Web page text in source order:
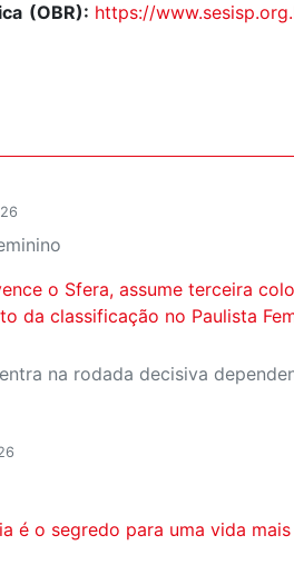
(OBR): https://
o Sfera, assume terceira
da classificação no Paulista
é o segredo para uma vida mais